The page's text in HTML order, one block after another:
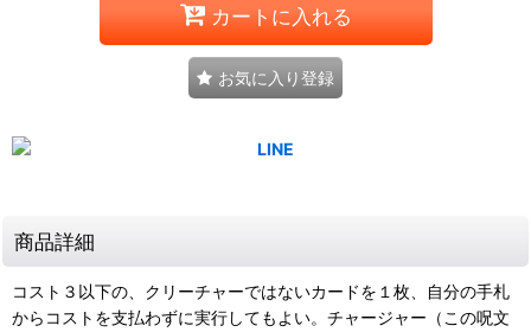
カートに入れる
お気に入り登録
商品詳細
コスト３以下の、クリーチャーではないカードを１枚、自分の手札
からコストを支払わずに実行してもよい。チャージャー（この呪文